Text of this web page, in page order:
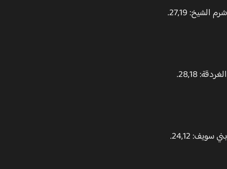
27,19.
28,18.
24,12.